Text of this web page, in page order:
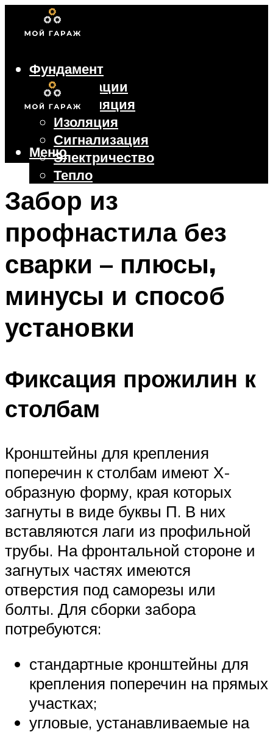
Фундамент
Коммуникации
Вентиляция
Изоляция
Сигнализация
Электричество
Тепло
Крыша
Ворота
Меню
Меню
Забор из
профнастила без
сварки – плюсы,
минусы и способ
установки
Фиксация прожилин к
столбам
Кронштейны для крепления
поперечин к столбам имеют Х-
образную форму, края которых
загнуты в виде буквы П. В них
вставляются лаги из профильной
трубы. На фронтальной стороне и
загнутых частях имеются
отверстия под саморезы или
болты. Для сборки забора
потребуются:
стандартные кронштейны для
крепления поперечин на прямых
участках;
угловые, устанавливаемые на